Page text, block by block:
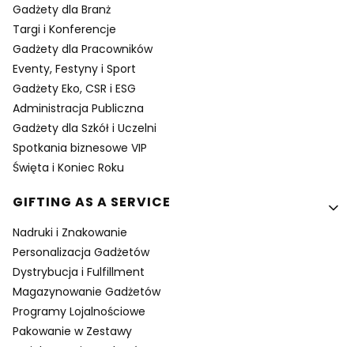
Gadżety dla Branż
Targi i Konferencje
Gadżety dla Pracowników
Eventy, Festyny i Sport
Gadżety Eko, CSR i ESG
Administracja Publiczna
Gadżety dla Szkół i Uczelni
Spotkania biznesowe VIP
Święta i Koniec Roku
GIFTING AS A SERVICE
Nadruki i Znakowanie
Personalizacja Gadżetów
Dystrybucja i Fulfillment
Magazynowanie Gadżetów
Programy Lojalnościowe
Pakowanie w Zestawy